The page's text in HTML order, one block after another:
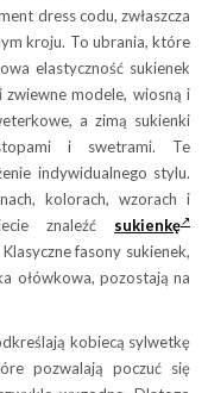
dress codu, zwłaszcza
kroju. To ubrania, które
elastyczność sukienek
modele, wiosną i
a zimą sukienki
i swetrami. Te
indywidualnego stylu.
kolorach, wzorach i
znaleźć sukienkę
fasony sukienek,
ołówkowa, pozostają na
kobiecą sylwetkę
pozwalają poczuć się